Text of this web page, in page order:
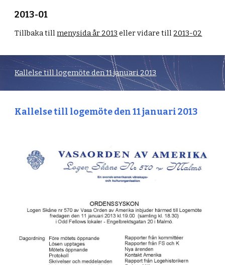
2013-01
Tillbaka tillmenysida år 2013 eller vidare till 2013-02
Kallelse till logemöte den 11 januari 2013
Kallelse till logemöte den 11 januari 2013